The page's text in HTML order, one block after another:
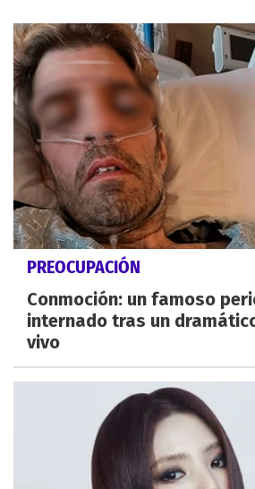
PREOCUPACIÓN
Conmoción: un famoso
internado tras un
vivo